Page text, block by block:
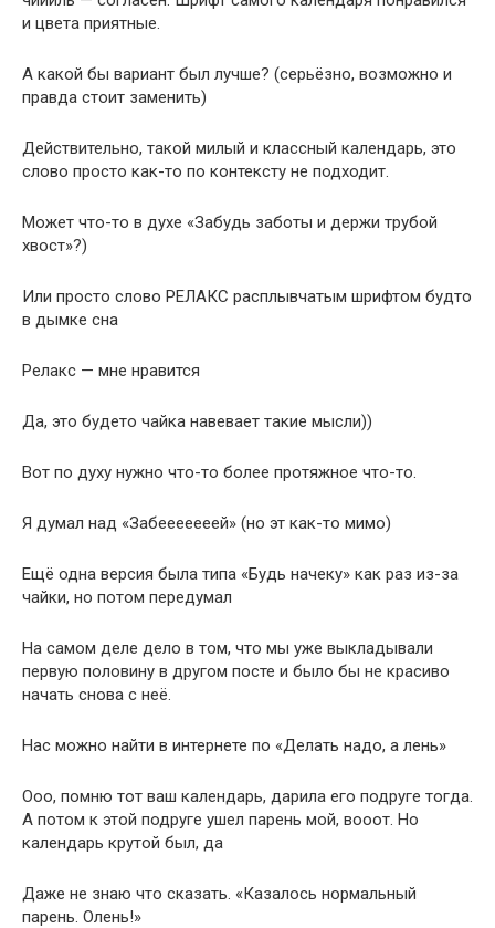
и цвета приятные.
А какой бы вариант был лучше? (серьёзно, возможно и
правда стоит заменить)
Действительно, такой милый и классный календарь, это
слово просто как-то по контексту не подходит.
Может что-то в духе «Забудь заботы и держи трубой
хвост»?)
Или просто слово РЕЛАКС расплывчатым шрифтом будто
в дымке сна
Релакс — мне нравится
Да, это будето чайка навевает такие мысли))
Вот по духу нужно что-то более протяжное что-то.
Я думал над «Забееееееей» (но эт как-то мимо)
Ещё одна версия была типа «Будь начеку» как раз из-за
чайки, но потом передумал
На самом деле дело в том, что мы уже выкладывали
первую половину в другом посте и было бы не красиво
начать снова с неё.
Нас можно найти в интернете по «Делать надо, а лень»
Ооо, помню тот ваш календарь, дарила его подруге тогда.
А потом к этой подруге ушел парень мой, вооот. Но
календарь крутой был, да
Даже не знаю что сказать. «Казалось нормальный
парень. Олень!»